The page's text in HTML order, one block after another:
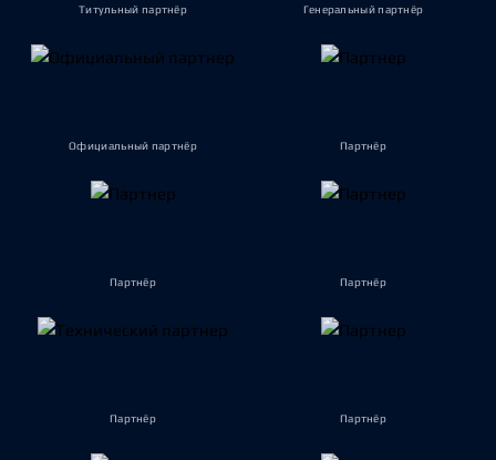
Титульный партнёр Генеральный партнёр
Официальный партнёр Партнёр
Партнёр Партнёр
Партнёр Партнёр